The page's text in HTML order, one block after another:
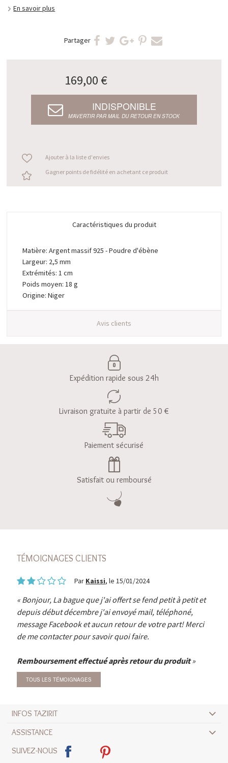
En savoir plus
Partager
169,00 €
INDISPONIBLE
M’AVERTIR PAR MAIL DU RETOUR EN STOCK
Ajouter à la liste d'envies
Gagner points de fidélité en achetant ce produit
Caractéristiques du produit
Matière: Argent massif 925 - Poudre d'ébène
Largeur: 2,5 mm
Extrémités: 1 cm
Poids moyen: 18 g
Origine: Niger
Avis clients
Expédition rapide sous 24h
Livraison gratuite à partir de 50 €
Paiement sécurisé
Satisfait ou remboursé
TÉMOIGNAGES CLIENTS
Par Kaissi, le 15/01/2024
Bonjour, La bague que j'ai offert se fend petit à petit et
depuis début décembre j'ai envoyé mail, téléphoné,
message Facebook et aucun retour de votre part! Merci
de me contacter pour savoir quoi faire.
Remboursement effectué après retour du produit
TOUS LES TÉMOIGNAGES
INFOS TAZIRIT
ASSISTANCE
SUIVEZ-NOUS